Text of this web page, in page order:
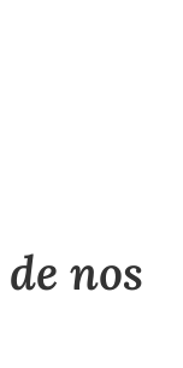
nos